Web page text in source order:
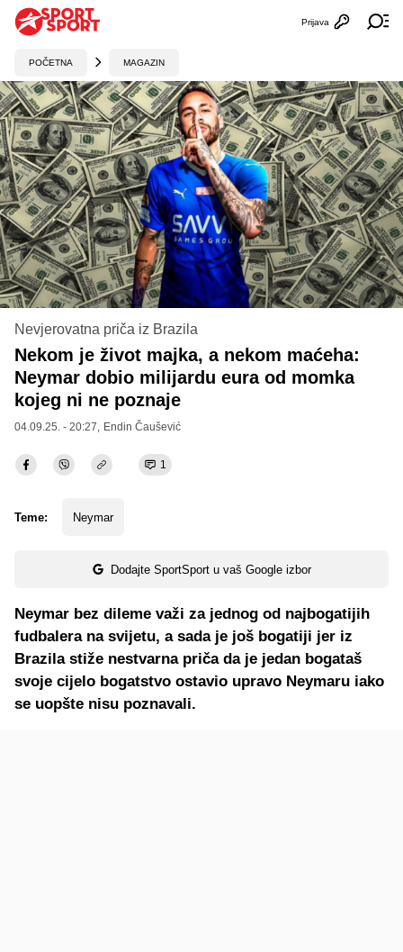
Otvori
Prijava
POČETNA MAGAZIN
Nevjerovatna priča iz Brazila
Nekom je život majka, a nekom maćeha:
Neymar dobio milijardu eura od momka
kojeg ni ne poznaje
04.09.25. - 20:27, Endin Čaušević
1
Teme: Neymar
Dodajte SportSport u vaš Google izbor
Neymar bez dileme važi za jednog od najbogatijih
fudbalera na svijetu, a sada je još bogatiji jer iz
Brazila stiže nestvarna priča da je jedan bogataš
svoje cijelo bogatstvo ostavio upravo Neymaru iako
se uopšte nisu poznavali.